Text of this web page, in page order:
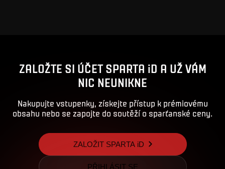
ZALOŽTE SI ÚČET SPARTA iD A UŽ VÁM
NIC NEUNIKNE
Nakupujte vstupenky, získejte přístup k prémiovému
obsahu nebo se zapojte do soutěží o sparťanské ceny.
ZALOŽIT SPARTA iD
PŘIHLÁSIT SE